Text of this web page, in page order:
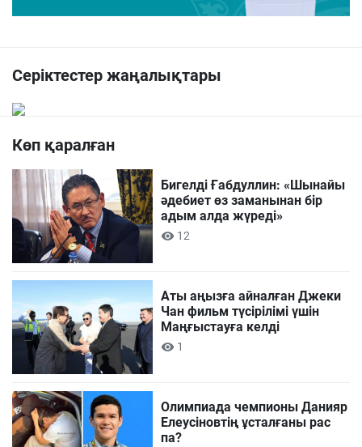
Серіктестер жаңалықтары
Көп қаралған
Бигелді Ғабдуллин: «Шынайы
әдебиет өз заманынан бір
адым алда жүреді»
12
Аты аңызға айналған Джеки
Чан фильм түсірілімі үшін
Маңғыстауға келді
1
Олимпиада чемпионы Данияр
Елеусіновтің ұсталғаны рас
па?